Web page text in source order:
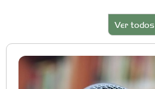
Ver todos